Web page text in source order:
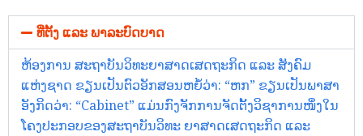
ທີ່ຕັ້ງ ແລະ ພາລະບົດບາດ
ຫ້ອງການ ສະຖາບັນວິທະຍາສາດເສດຖະກິດ ແລະ ສັງຄົມ
ແຫ່ງຊາດ ຂຽນເປັນຕົວອັກສອນຫຍໍ້ວ່າ: “ຫກ” ຂຽນເປັນພາສາ
ອັງກິດວ່າ: “Cabinet” ແມ່ນກົງຈັກການຈັດຕັ້ງວິຊາການໜຶ່ງໃນ
ໂຄງປະກອບຂອງສະຖາບັນວິທະ ຍາສາດເສດຖະກິດ ແລະ